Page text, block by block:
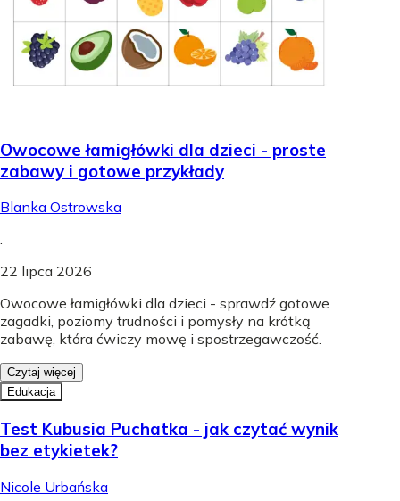
Owocowe łamigłówki dla dzieci - proste
zabawy i gotowe przykłady
Blanka Ostrowska
.
22 lipca 2026
Owocowe łamigłówki dla dzieci - sprawdź gotowe
zagadki, poziomy trudności i pomysły na krótką
zabawę, która ćwiczy mowę i spostrzegawczość.
Czytaj więcej
Edukacja
Test Kubusia Puchatka - jak czytać wynik
bez etykietek?
Nicole Urbańska